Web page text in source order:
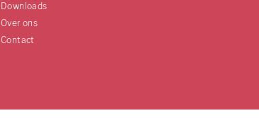
Downloads
Over ons
Contact